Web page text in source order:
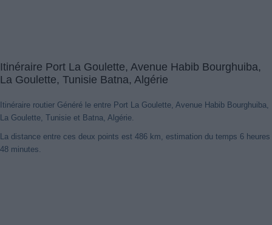
Itinéraire Port La Goulette, Avenue Habib Bourghuiba,
La Goulette, Tunisie Batna, Algérie
Itinéraire routier Généré le entre Port La Goulette, Avenue Habib Bourghuiba,
La Goulette, Tunisie et Batna, Algérie.
La distance entre ces deux points est 486 km, estimation du temps 6 heures
48 minutes.
Port La
Goulette, Avenue Habib Bourghuiba, La Goulette, Tunisie